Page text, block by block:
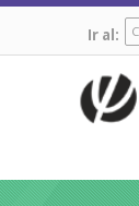
Pasar
contenido
Ir al: